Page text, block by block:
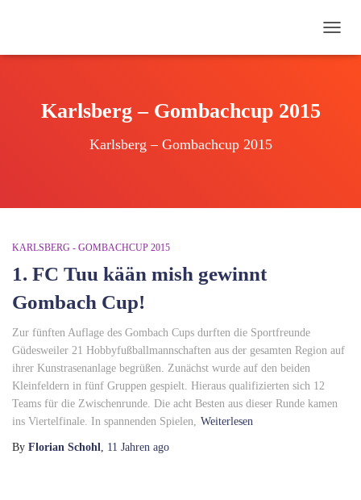
Karlsberg – Gombachcup 2015
Karlsberg – Gombachcup 2015
KARLSBERG - GOMBACHCUP 2015
1. FC Tuu kään mish gewinnt
Gombach Cup!
Zur fünften Auflage des Gombach Cups durften die Sportfreunde
Güdesweiler 21 Hobbyfußballmannschaften aus der gesamten Region auf
ihrer Kunstrasenanlage begrüßen. Zunächst wurde auf den beiden
Kleinfeldern in fünf Gruppen gespielt. Hieraus qualifizierten sich 12
Teams für die Zwischenrunde. Die acht Besten aus dieser Runde kamen
ins Viertelfinale. In spannenden Spielen, Weiterlesen
By Florian Schohl, 11 Jahren ago